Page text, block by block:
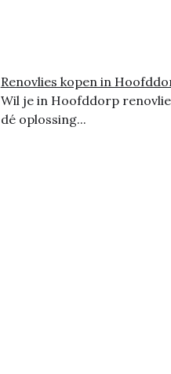
Renovlies kopen in
Wil je in Hoofddorp
dé oplossing...